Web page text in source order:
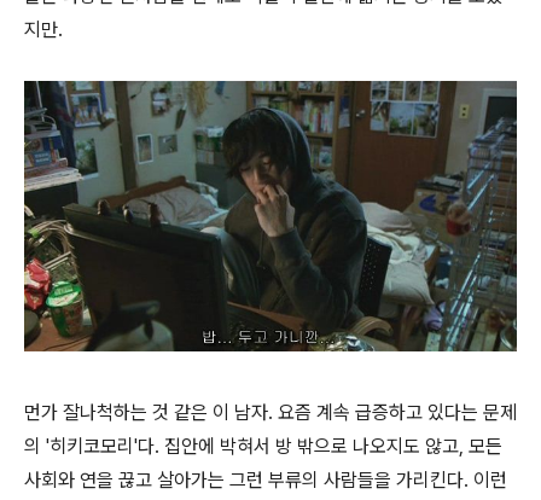
지만.
먼가 잘나척하는 것 같은 이 남자. 요즘 계속 급증하고 있다는 문제
의 '히키코모리'다. 집안에 박혀서 방 밖으로 나오지도 않고, 모든
사회와 연을 끊고 살아가는 그런 부류의 사람들을 가리킨다. 이런